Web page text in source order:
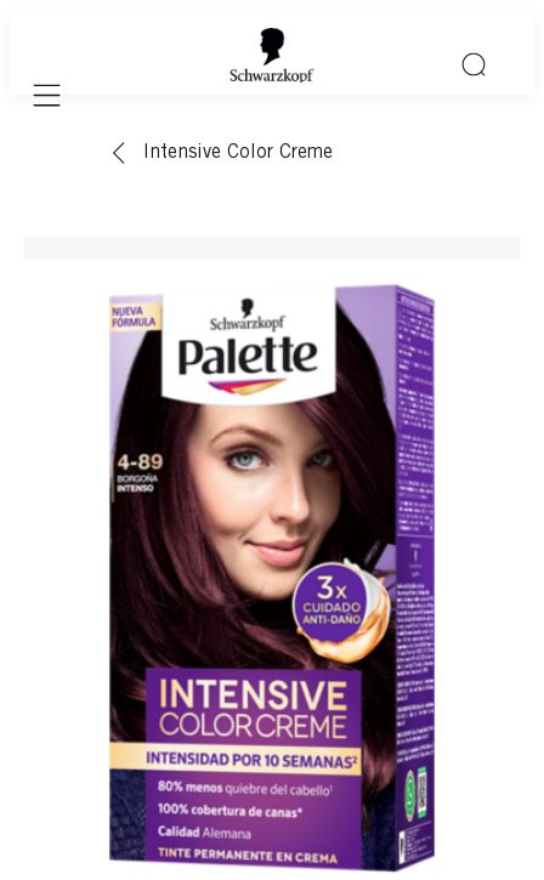
Mobile navigation
Intensive Color Creme